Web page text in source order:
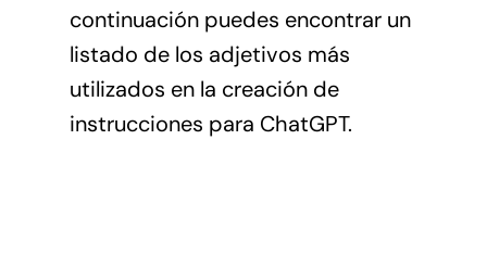
continuación puedes encontrar un
listado de los adjetivos más
utilizados en la creación de
instrucciones para ChatGPT.